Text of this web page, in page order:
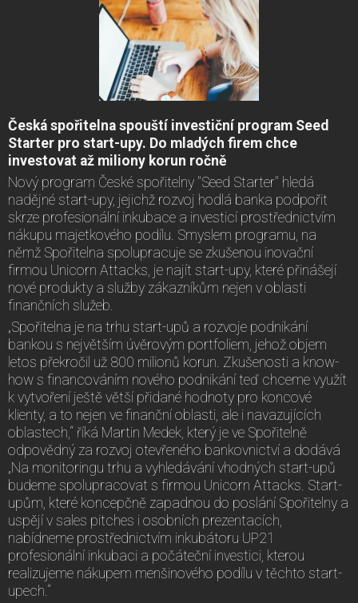
Česká spořitelna spouští investiční program Seed
Starter pro start-upy. Do mladých firem chce
investovat až miliony korun ročně
Nový program České spořitelny "Seed Starter" hledá
nadějné start-upy, jejichž rozvoj hodlá banka podpořit
skrze profesionální inkubace a investicí prostřednictvím
nákupu majetkového podílu. Smyslem programu, na
němž Spořitelna spolupracuje se zkušenou inovační
firmou Unicorn Attacks, je najít start-upy, které přinášejí
nové produkty a služby zákazníkům nejen v oblasti
finančních služeb.
„Spořitelna je na trhu start-upů a rozvoje podnikání
bankou s největším úvěrovým portfoliem, jehož objem
letos překročil už 800 milionů korun. Zkušenosti a know-
how s financováním nového podnikání teď chceme využít
k vytvoření ještě větší přidané hodnoty pro koncové
klienty, a to nejen ve finanční oblasti, ale i navazujících
oblastech,“ říká Martin Medek, který je ve Spořitelně
odpovědný za rozvoj otevřeného bankovnictví a dodává
„Na monitoringu trhu a vyhledávání vhodných start-upů
budeme spolupracovat s firmou Unicorn Attacks. Start-
upům, které koncepčně zapadnou do poslání Spořitelny a
uspějí v sales pitches i osobních prezentacích,
nabídneme prostřednictvím inkubátoru UP21
profesionální inkubaci a počáteční investici, kterou
realizujeme nákupem menšinového podílu v těchto start-
upech.“